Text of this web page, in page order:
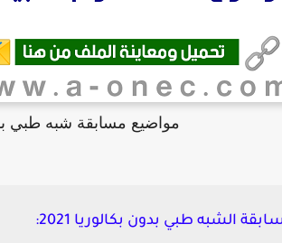
مواضيع مسابقة شبه طبي
الشبه طبي بدون بكالوريا 2021: